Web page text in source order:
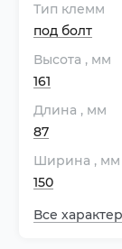
Тип клемм
под болт
Высота , мм
161
Длина , мм
87
Ширина , мм
150
Все